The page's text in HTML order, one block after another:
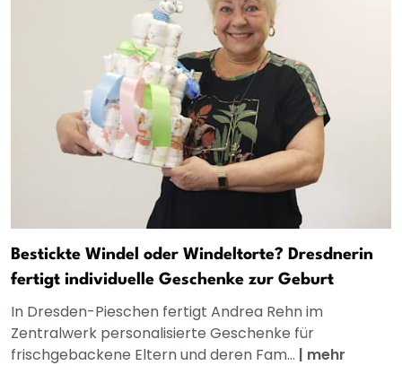
Bestickte Windel oder Windeltorte? Dresdnerin
fertigt individuelle Geschenke zur Geburt
In Dresden-Pieschen fertigt Andrea Rehn im
Zentralwerk personalisierte Geschenke für
frischgebackene Eltern und deren Fam... | mehr